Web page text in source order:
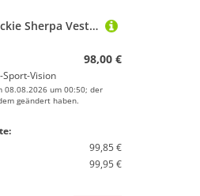
Eivy Lumberjackie Sherpa Vest Black
98,00 €
Sport-Vision
um 00:50; der
geändert haben.
99,85 €
99,95 €